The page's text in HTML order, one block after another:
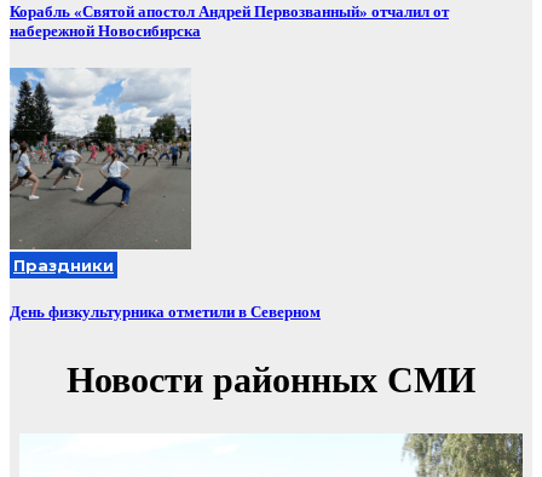
Корабль «Святой апостол Андрей Первозванный» отчалил от
набережной Новосибирска
Праздники
День физкультурника отметили в Северном